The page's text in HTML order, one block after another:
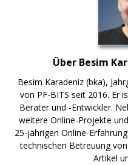
Über Besim
Besim Karadeniz (bka),
von PF-BITS seit 2016. Er
Berater und -Entwickler.
weitere Online-Projekte
25-jährigen Online-
technischen Betreuung
Artikel